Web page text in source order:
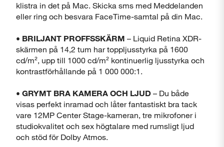
klistra in det på Mac. Skicka sms med Meddelanden
eller ring och besvara FaceTime-samtal på din Mac.
• BRILJANT PROFFSSKÄRM – Liquid Retina XDR-
skärmen på 14,2 tum har toppljusstyrka på 1600
cd/m², upp till 1000 cd/m² kontinuerlig ljusstyrka och
kontrastförhållande på 1 000 000:1.
• GRYMT BRA KAMERA OCH LJUD – Du både
visas perfekt inramad och låter fantastiskt bra tack
vare 12MP Center Stage-kameran, tre mikrofoner i
studiokvalitet och sex högtalare med rumsligt ljud
och stöd för Dolby Atmos.